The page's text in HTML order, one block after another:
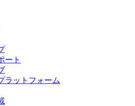
ート
ラットフォーム